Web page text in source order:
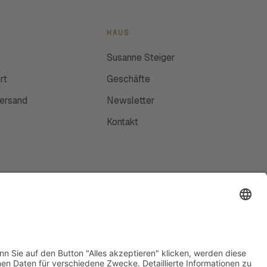
HAUS
Susanne Steiger
Geschäfte
Newsletter
Kontakt